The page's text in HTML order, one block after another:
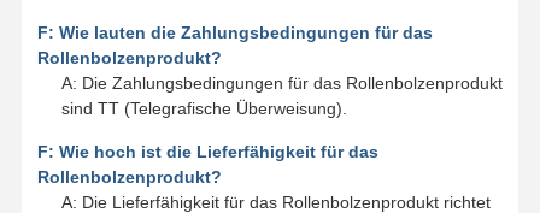
F: Wie lauten die Zahlungsbedingungen für das
Rollenbolzenprodukt?
A: Die Zahlungsbedingungen für das Rollenbolzenprodukt
sind TT (Telegrafische Überweisung).
F: Wie hoch ist die Lieferfähigkeit für das
Rollenbolzenprodukt?
A: Die Lieferfähigkeit für das Rollenbolzenprodukt richtet